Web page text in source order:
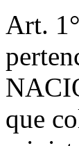
Art.
que